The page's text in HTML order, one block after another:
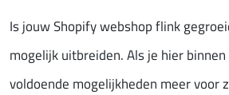
Is jouw Shopify webshop flink
mogelijk uitbreiden. Als je hier
voldoende mogelijkheden meer voor